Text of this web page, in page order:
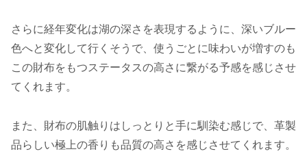
さらに経年変化は湖の深さを表現するように、深いブルー
色へと変化して行くそうで、使うごとに味わいが増すのも
この財布をもつステータスの高さに繋がる予感を感じさせ
てくれます。
また、財布の肌触りはしっとりと手に馴染む感じで、革製
品らしい極上の香りも品質の高さを感じさせてくれます。